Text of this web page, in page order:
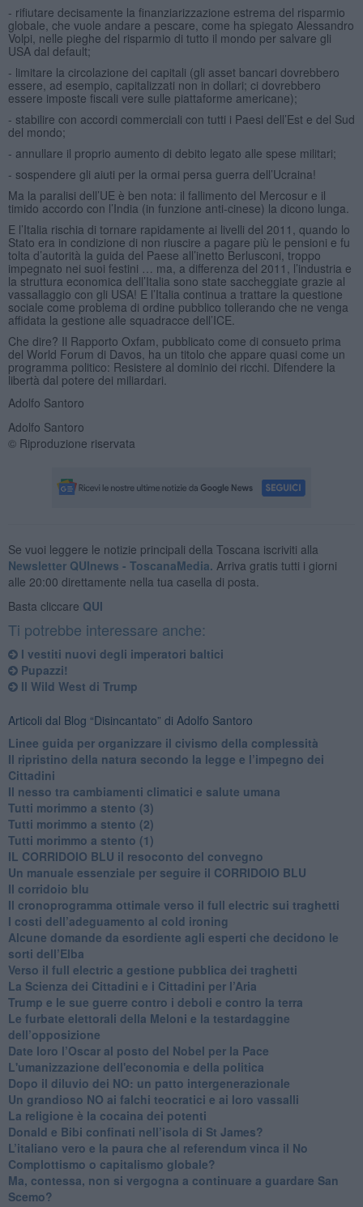
- rifiutare decisamente la finanziarizzazione estrema del risparmio
globale, che vuole andare a pescare, come ha spiegato Alessandro
Volpi, nelle pieghe del risparmio di tutto il mondo per salvare gli
USA dal default;
- limitare la circolazione dei capitali (gli asset bancari dovrebbero
essere, ad esempio, capitalizzati non in dollari; ci dovrebbero
essere imposte fiscali vere sulle piattaforme americane);
- stabilire con accordi commerciali con tutti i Paesi dell’Est e del Sud
del mondo;
- annullare il proprio aumento di debito legato alle spese militari;
- sospendere gli aiuti per la ormai persa guerra dell’Ucraina!
Ma la paralisi dell’UE è ben nota: il fallimento del Mercosur e il
timido accordo con l’India (in funzione anti-cinese) la dicono lunga.
E l’Italia rischia di tornare rapidamente ai livelli del 2011, quando lo
Stato era in condizione di non riuscire a pagare più le pensioni e fu
tolta d’autorità la guida del Paese all’inetto Berlusconi, troppo
impegnato nei suoi festini … ma, a differenza del 2011, l’industria e
la struttura economica dell’Italia sono state saccheggiate grazie al
vassallaggio con gli USA! E l’Italia continua a trattare la questione
sociale come problema di ordine pubblico tollerando che ne venga
affidata la gestione alle squadracce dell’ICE.
Che dire? Il Rapporto Oxfam, pubblicato come di consueto prima
del World Forum di Davos, ha un titolo che appare quasi come un
programma politico: Resistere al dominio dei ricchi. Difendere la
libertà dal potere dei miliardari.
Adolfo Santoro
Adolfo Santoro
© Riproduzione riservata
Se vuoi leggere le notizie principali della Toscana iscriviti alla
Newsletter QUInews - ToscanaMedia. Arriva gratis tutti i giorni
alle 20:00 direttamente nella tua casella di posta.
Basta cliccare QUI
Ti potrebbe interessare anche:
​I vestiti nuovi degli imperatori baltici
​Pupazzi!
​Il Wild West di Trump
Articoli dal Blog “Disincantato” di Adolfo Santoro
​Linee guida per organizzare il civismo della complessità
​Il ripristino della natura secondo la legge e l’impegno dei
Cittadini
Il nesso tra cambiamenti climatici e salute umana
Tutti morimmo a stento (3)
Tutti morimmo a stento (2)
​Tutti morimmo a stento (1)
IL CORRIDOIO BLU il resoconto del convegno
Un manuale essenziale per seguire il CORRIDOIO BLU
Il corridoio blu
​Il cronoprogramma ottimale verso il full electric sui traghetti
​I costi dell’adeguamento al cold ironing
Alcune domande da esordiente agli esperti che decidono le
sorti dell’Elba
Verso il full electric a gestione pubblica dei traghetti​
​La Scienza dei Cittadini e i Cittadini per l’Aria
Trump e le sue guerre contro i deboli e contro la terra
​Le furbate elettorali della Meloni e la testardaggine
dell’opposizione
​Date loro l’Oscar al posto del Nobel per la Pace
L'umanizzazione dell'economia e della politica
​Dopo il diluvio dei NO: un patto intergenerazionale
​Un grandioso NO ai falchi teocratici e ai loro vassalli
La religione è la cocaina dei potenti
Donald e Bibi confinati nell’isola di St James?
L’italiano vero e la paura che al referendum vinca il No
​Complottismo o capitalismo globale?
​Ma, contessa, non si vergogna a continuare a guardare San
Scemo?